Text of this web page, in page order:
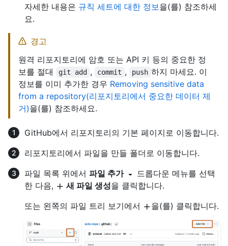
자세한 내용은 규칙 세트에 대한 정보을(를) 참조하세
요.
경고
원격 리포지토리에 암호 또는 API 키 등의 중요한 정
보를 절대
git add , commit , push 하지 마세요. 이
정보를 이미 추가한 경우 Removing sensitive data
from a repository(리포지토리에서 중요한 데이터 제
거)을(를) 참조하세요.
GitHub에서 리포지토리의 기본 페이지로 이동합니다.
리포지토리에서 파일을 만들 폴더로 이동합니다.
파일 목록 위에서 파일 추가
드롭다운 메뉴를 선택
한 다음,
새 파일 생성을 클릭합니다.
또는 왼쪽의 파일 트리 보기에서
을(를) 클릭합니다.